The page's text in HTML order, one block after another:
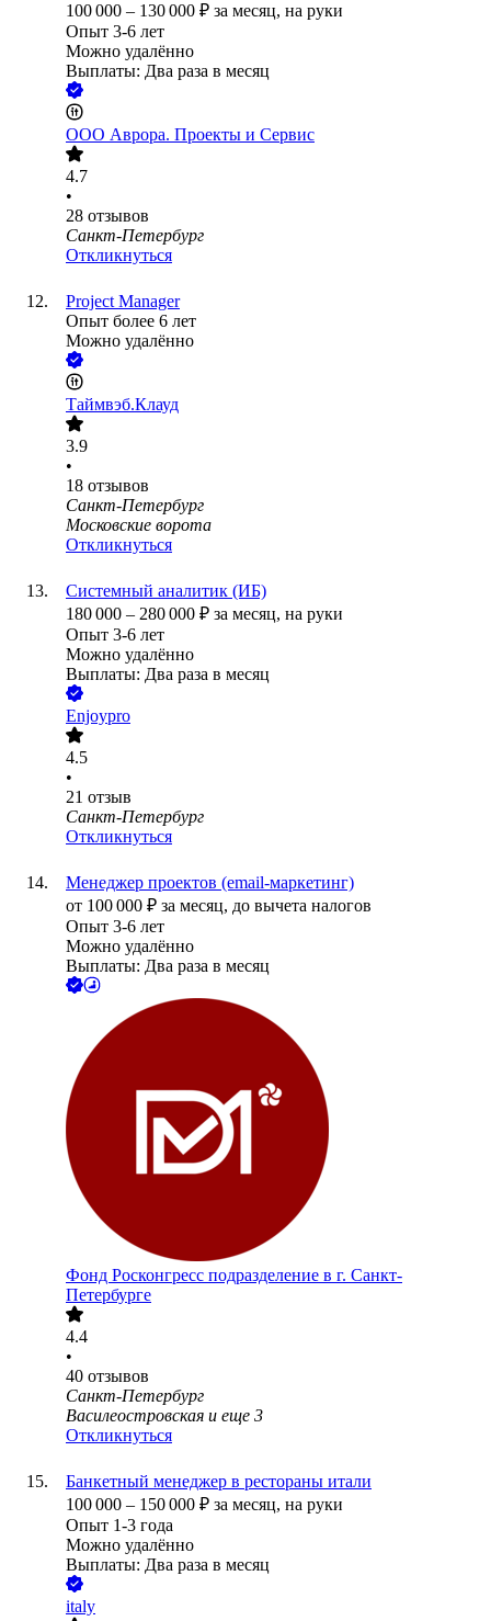
100 000 – 130 000 ₽ за месяц, на руки
Опыт 3-6 лет
Можно удалённо
Выплаты: Два раза в месяц
ООО Аврора. Проекты и Сервис
4.7
•
28 отзывов
Санкт-Петербург
Откликнуться
Project Manager
Опыт более 6 лет
Можно удалённо
Таймвэб.Клауд
3.9
•
18 отзывов
Санкт-Петербург
Московские ворота
Откликнуться
Системный аналитик (ИБ)
180 000 – 280 000 ₽ за месяц, на руки
Опыт 3-6 лет
Можно удалённо
Выплаты: Два раза в месяц
Enjoypro
4.5
•
21 отзыв
Санкт-Петербург
Откликнуться
Менеджер проектов (email-маркетинг)
от 100 000 ₽ за месяц, до вычета налогов
Опыт 3-6 лет
Можно удалённо
Выплаты: Два раза в месяц
Фонд Росконгресс подразделение в г. Санкт-
Петербурге
4.4
•
40 отзывов
Санкт-Петербург
Василеостровская и еще 3
Откликнуться
Банкетный менеджер в рестораны итали
100 000 – 150 000 ₽ за месяц, на руки
Опыт 1-3 года
Можно удалённо
Выплаты: Два раза в месяц
italy